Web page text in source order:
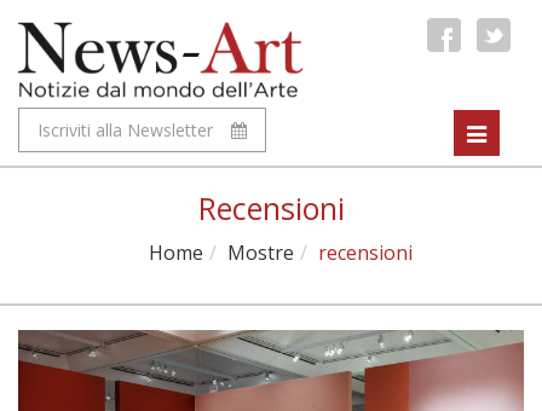
Iscriviti alla Newsletter
Toggle
Recensioni
Home Mostre recensioni